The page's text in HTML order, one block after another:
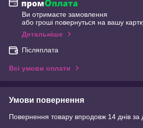
Ви отримаєте замовлення
або гроші повернуться на вашу
Детальніше
Післяплата
Всі умови оплати
Умови повернення
Повернення товару впродовж 14 днів за